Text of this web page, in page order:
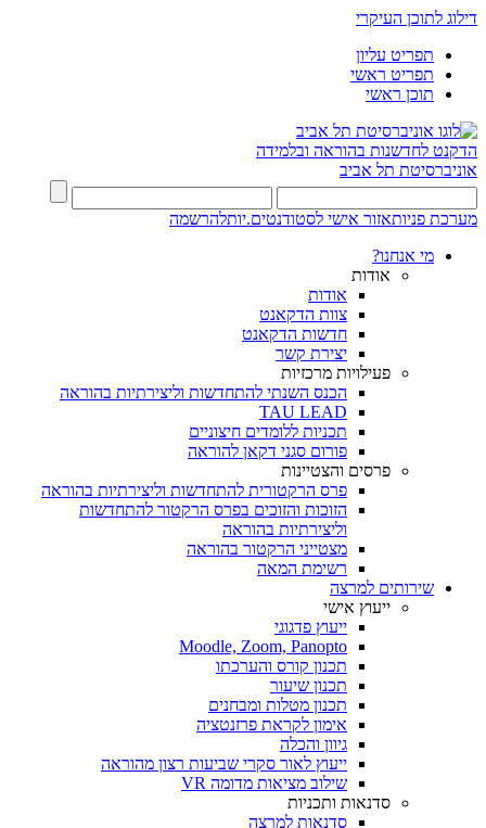
דילוג לתוכן העיקרי
תפריט עליון
תפריט ראשי
תוכן ראשי
הדקנט לחדשנות בהוראה ובלמידה
אוניברסיטת תל אביב
מערכת פניותאזור אישי לסטודנטים.יותלהרשמה
מי אנחנו?
אודות
אודות
צוות הדקאנט
חדשות הדקאנט
יצירת קשר
פעילויות מרכזיות
הכנס השנתי להתחדשות וליצירתיות בהוראה
TAU LEAD
תכניות ללומדים חיצוניים
פורום סגני דקאן להוראה
פרסים והצטיינות
פרס הרקטורית להתחדשות וליצירתיות בהוראה
הזוכות והזוכים בפרס הרקטור להתחדשות
וליצירתיות בהוראה
מצטייני הרקטור בהוראה
רשימת המאה
שירותים למרצה
ייעוץ אישי
ייעוץ פדגוגי
Moodle, Zoom, Panopto
תכנון קורס והערכתו
תכנון שיעור
תכנון מטלות ומבחנים
אימון לקראת פרזנטציה
גיוון והכלה
ייעוץ לאור סקרי שביעות רצון מהוראה
שילוב מציאות מדומה VR
סדנאות ותכניות
סדנאות למרצה